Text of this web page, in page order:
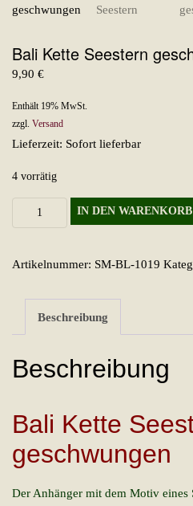
Bali Kette Seestern
9,90€
Enthält 19% MwSt.
zzgl.Versand
Lieferzeit: Sofort lieferbar
4 vorrätig
geschwungen
IN DEN WARENKORB
Artikelnummer: SM-BL-1019
Beschreibung
Beschreibung
Bali Kette
geschwungen
Der Anhänger mit dem Motiv eines